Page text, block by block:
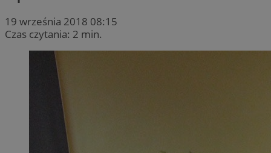
19 września 2018 08:15
Czas czytania: 2 min.